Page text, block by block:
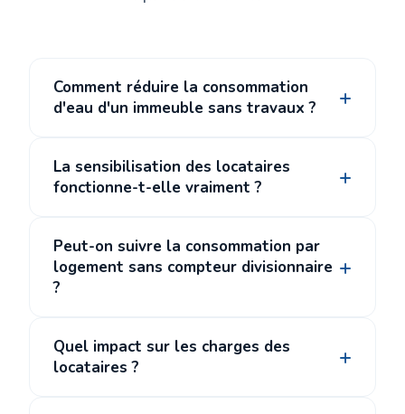
Comment réduire la consommation
d'eau d'un immeuble sans travaux ?
La sensibilisation des locataires
fonctionne-t-elle vraiment ?
Peut-on suivre la consommation par
logement sans compteur divisionnaire
?
Quel impact sur les charges des
locataires ?